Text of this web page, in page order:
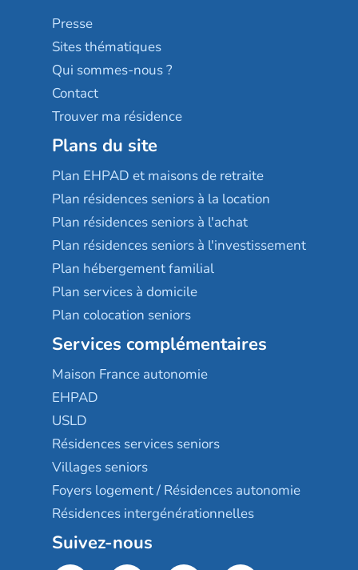
Sérénys
Résidences services Villa Médicis
Presse
Sites thématiques
Qui sommes-nous ?
Contact
Trouver ma résidence
Plans du site
Plan EHPAD et maisons de retraite
Plan résidences seniors à la location
Plan résidences seniors à l'achat
Plan résidences seniors à l'investissement
Plan hébergement familial
Plan services à domicile
Plan colocation seniors
Services complémentaires
Maison France autonomie
EHPAD
USLD
Résidences services seniors
Villages seniors
Foyers logement / Résidences autonomie
Résidences intergénérationnelles
Suivez-nous